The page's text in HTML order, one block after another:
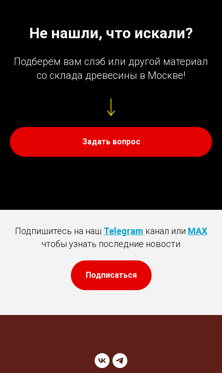
Не нашли, что искали?
Подберём вам слэб или другой материал
со склада древесины в Москве!
Задать вопрос
Подпишитесь на наш Telegram канал или MAX
чтобы узнать последние новости
Подписаться